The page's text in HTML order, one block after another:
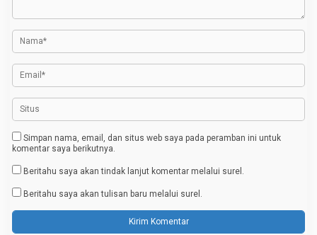
p
o
s
Simpan nama, email, dan situs web saya pada peramban ini untuk
komentar saya berikutnya.
Beritahu saya akan tindak lanjut komentar melalui surel.
Beritahu saya akan tulisan baru melalui surel.